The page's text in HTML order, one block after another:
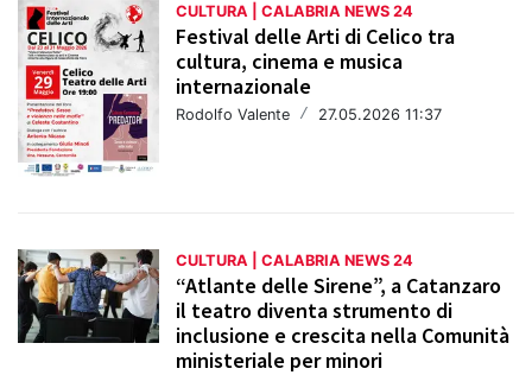
CULTURA | CALABRIA NEWS 24
Festival delle Arti di Celico tra
cultura, cinema e musica
internazionale
Rodolfo Valente / 27.05.2026 11:37
CULTURA | CALABRIA NEWS 24
“Atlante delle Sirene”, a Catanzaro
il teatro diventa strumento di
inclusione e crescita nella Comunità
ministeriale per minori